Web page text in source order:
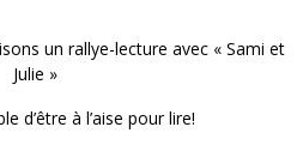
un rallye-lecture avec « Sami et
Julie »
d’être à l’aise pour lire!